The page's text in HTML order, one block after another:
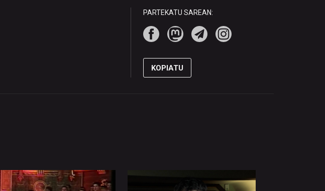
PARTEKATU SAREAN:
KOPIATU